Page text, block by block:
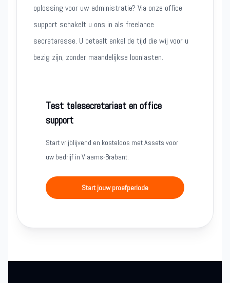
oplossing voor uw administratie? Via onze office
support schakelt u ons in als freelance
secretaresse. U betaalt enkel de tijd die wij voor u
bezig zijn, zonder maandelijkse loonlasten.
Test telesecretariaat en office
support
Start vrijblijvend en kosteloos met Assets voor
uw bedrijf in Vlaams-Brabant.
Start jouw proefperiode